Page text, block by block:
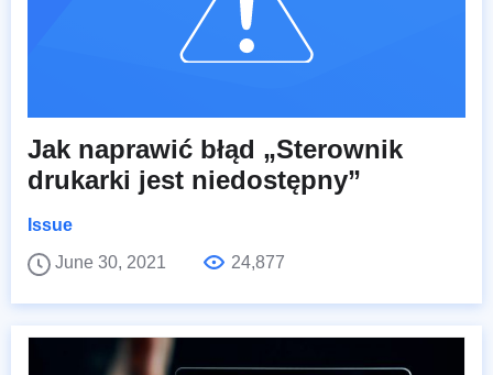
Jak naprawić błąd „Sterownik
drukarki jest niedostępny”
Issue
June 30, 2021
24,877